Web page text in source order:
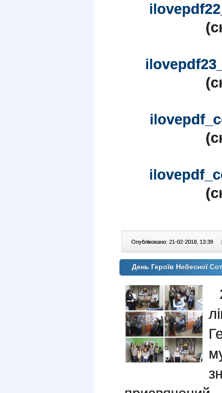
Опубліковано: 21-02-2018, 13:39 |
День Героїв Небесної